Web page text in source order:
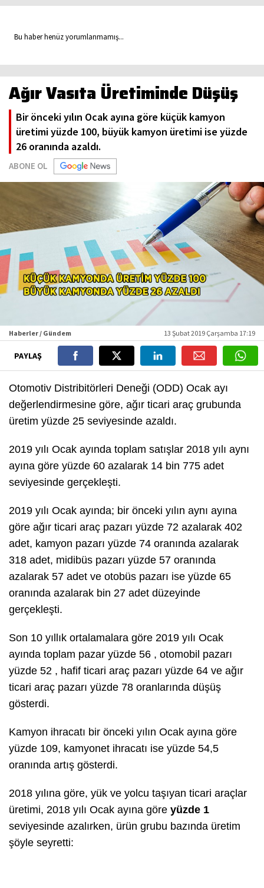
Bu haber henüz yorumlanmamış...
Ağır Vasıta Üretiminde Düşüş
Bir önceki yılın Ocak ayına göre küçük kamyon
üretimi yüzde 100, büyük kamyon üretimi ise yüzde
26 oranında azaldı.
ABONE OL
Haberler / Gündem 13 Şubat 2019 Çarşamba 17:19
PAYLAŞ
Otomotiv Distribitörleri Deneği (ODD) Ocak ayı
değerlendirmesine göre, ağır ticari araç grubunda
üretim yüzde 25 seviyesinde azaldı.
2019 yılı Ocak ayında toplam satışlar 2018 yılı aynı
ayına göre yüzde 60 azalarak 14 bin 775 adet
seviyesinde gerçekleşti.
2019 yılı Ocak ayında; bir önceki yılın aynı ayına
göre ağır ticari araç pazarı yüzde 72 azalarak 402
adet, kamyon pazarı yüzde 74 oranında azalarak
318 adet, midibüs pazarı yüzde 57 oranında
azalarak 57 adet ve otobüs pazarı ise yüzde 65
oranında azalarak bin 27 adet düzeyinde
gerçekleşti.
Son 10 yıllık ortalamalara göre 2019 yılı Ocak
ayında toplam pazar yüzde 56 , otomobil pazarı
yüzde 52 , hafif ticari araç pazarı yüzde 64 ve ağır
ticari araç pazarı yüzde 78 oranlarında düşüş
gösterdi.
Kamyon ihracatı bir önceki yılın Ocak ayına göre
yüzde 109, kamyonet ihracatı ise yüzde 54,5
oranında artış gösterdi.
2018 yılına göre, yük ve yolcu taşıyan ticari araçlar
üretimi, 2018 yılı Ocak ayına göre yüzde 1
seviyesinde azalırken, ürün grubu bazında üretim
şöyle seyretti: